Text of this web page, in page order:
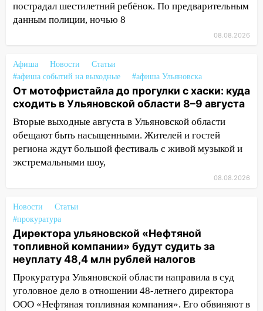
13:14 Ураган оторвал светофор на
проспекте Филатова в Ульяновске
на электрощит
13:10 В Заволжском районе дерево
упало во дворе
13:08 Ураган ударил по Ульяновску:
сорванные крыши, поваленные деревья,
затопленные улицы и остановившиеся
трамваи
воду
12:12 Прокуратура взяла на контроль
ДТП с шестилетним ребёнком на улице
Федерации
12:01 Пьяная женщина сбила
шестилетнего ребёнка на улице
Федерации: возбуждено уголовное дело
пострадал шестилетний ребёнок. По предварительным
данным полиции, ночью 8
08.08.2026
Афиша Новости
Статьи
#афиша событий на выходные
#афиша Ульяновска
От мотофристайла до прогулки с хаски: куда
сходить в Ульяновской области 8–9 августа
Вторые выходные августа в Ульяновской области
обещают быть насыщенными. Жителей и гостей
региона ждут большой фестиваль с живой музыкой и
экстремальными шоу,
08.08.2026
Новости
Статьи
#прокуратура
Директора ульяновской «Нефтяной
топливной компании» будут судить за
неуплату 48,4 млн рублей налогов
Прокуратура Ульяновской области направила в суд
уголовное дело в отношении 48-летнего директора
ООО «Нефтяная топливная компания». Его обвиняют в